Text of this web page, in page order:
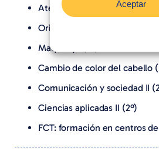
Aceptar
Atención al cliente (2º)
Orientación Laboral (2º)
Maquillaje (2º)
Cambio de color del cabello
Comunicación y sociedad II
Ciencias aplicadas II (2º)
FCT: formación en centros